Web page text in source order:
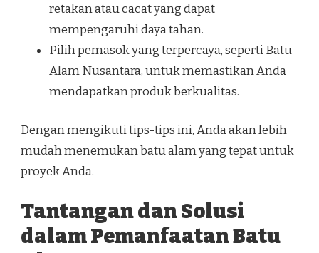
retakan atau cacat yang dapat
mempengaruhi daya tahan.
Pilih pemasok yang terpercaya, seperti Batu
Alam Nusantara, untuk memastikan Anda
mendapatkan produk berkualitas.
Dengan mengikuti tips-tips ini, Anda akan lebih
mudah menemukan batu alam yang tepat untuk
proyek Anda.
Tantangan dan Solusi
dalam Pemanfaatan Batu